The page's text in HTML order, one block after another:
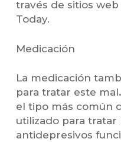
través de sitios
Today.
Medicación
La medicación
para tratar este mal.
el tipo más común
utilizado para tratar
antidepresivos